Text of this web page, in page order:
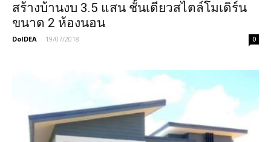
สร้างบ้านงบ 3.5 แสน ชั้นเดียวสไตล์โมเดิร์น
ขนาด 2 ห้องนอน
DoIDEA - 19/07/2018 0